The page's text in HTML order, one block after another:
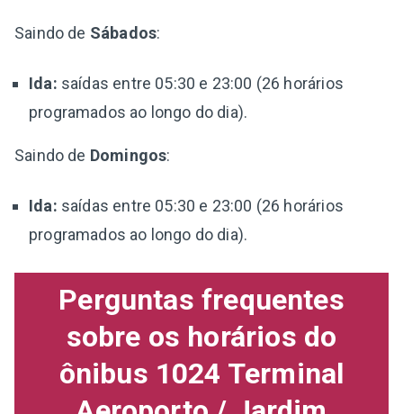
Saindo de Sábados:
Ida: saídas entre 05:30 e 23:00 (26 horários
programados ao longo do dia).
Saindo de Domingos:
Ida: saídas entre 05:30 e 23:00 (26 horários
programados ao longo do dia).
Perguntas frequentes
sobre os horários do
ônibus 1024 Terminal